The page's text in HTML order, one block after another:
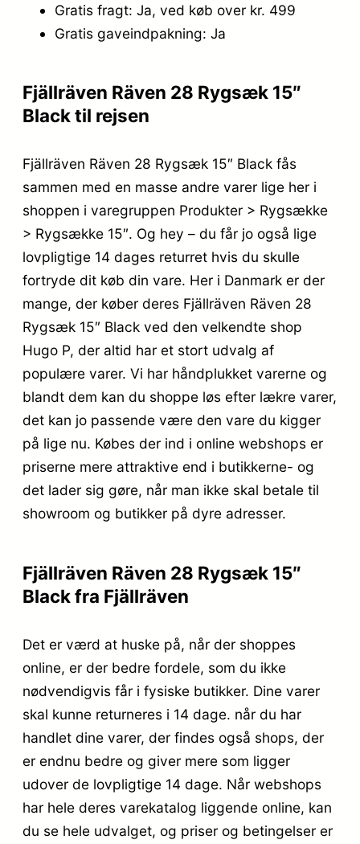
Gratis fragt: Ja, ved køb over kr. 499
Gratis gaveindpakning: Ja
Fjällräven Räven 28 Rygsæk 15″
Black til rejsen
Fjällräven Räven 28 Rygsæk 15″ Black fås
sammen med en masse andre varer lige her i
shoppen i varegruppen Produkter > Rygsække
> Rygsække 15″. Og hey – du får jo også lige
lovpligtige 14 dages returret hvis du skulle
fortryde dit køb din vare. Her i Danmark er der
mange, der køber deres Fjällräven Räven 28
Rygsæk 15″ Black ved den velkendte shop
Hugo P, der altid har et stort udvalg af
populære varer. Vi har håndplukket varerne og
blandt dem kan du shoppe løs efter lækre varer,
det kan jo passende være den vare du kigger
på lige nu. Købes der ind i online webshops er
priserne mere attraktive end i butikkerne- og
det lader sig gøre, når man ikke skal betale til
showroom og butikker på dyre adresser.
Fjällräven Räven 28 Rygsæk 15″
Black fra Fjällräven
Det er værd at huske på, når der shoppes
online, er der bedre fordele, som du ikke
nødvendigvis får i fysiske butikker. Dine varer
skal kunne returneres i 14 dage. når du har
handlet dine varer, der findes også shops, der
er endnu bedre og giver mere som ligger
udover de lovpligtige 14 dage. Når webshops
har hele deres varekatalog liggende online, kan
du se hele udvalget, og priser og betingelser er